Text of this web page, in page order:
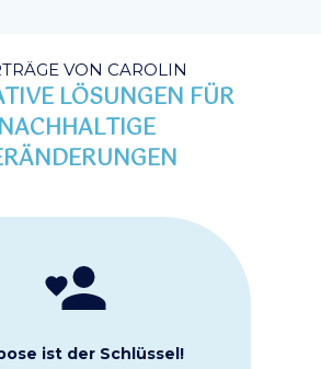
VON CAROLIN
LÖSUNGEN FÜR
NACHHALTIGE
ist der Schlüssel!